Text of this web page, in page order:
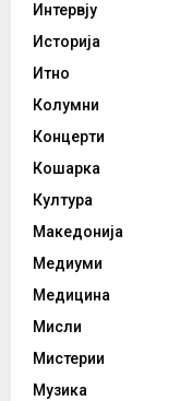
Интервју
Историја
Итно
Колумни
Концерти
Кошарка
Култура
Македонија
Медиуми
Медицина
Мисли
Мистерии
Музика